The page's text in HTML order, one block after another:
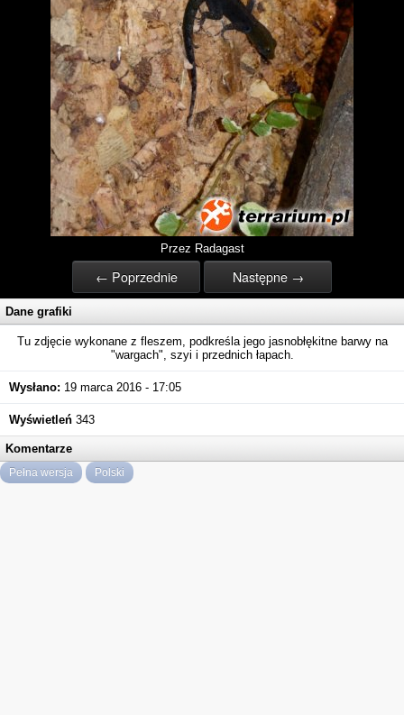
Przez Radagast
← Poprzednie Następne →
Dane grafiki
Tu zdjęcie wykonane z fleszem, podkreśla jego jasnobłękitne barwy na
"wargach", szyi i przednich łapach.
Wysłano: 19 marca 2016 - 17:05
Wyświetleń 343
Komentarze
Pełna wersja Polski